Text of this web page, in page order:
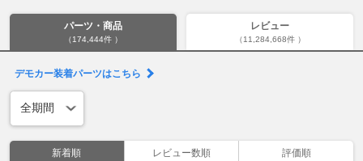
パーツ・商品
（174,444件 ）
レビュー
（11,284,668件 ）
デモカー装着パーツはこちら
新着順 レビュー数順 評価順